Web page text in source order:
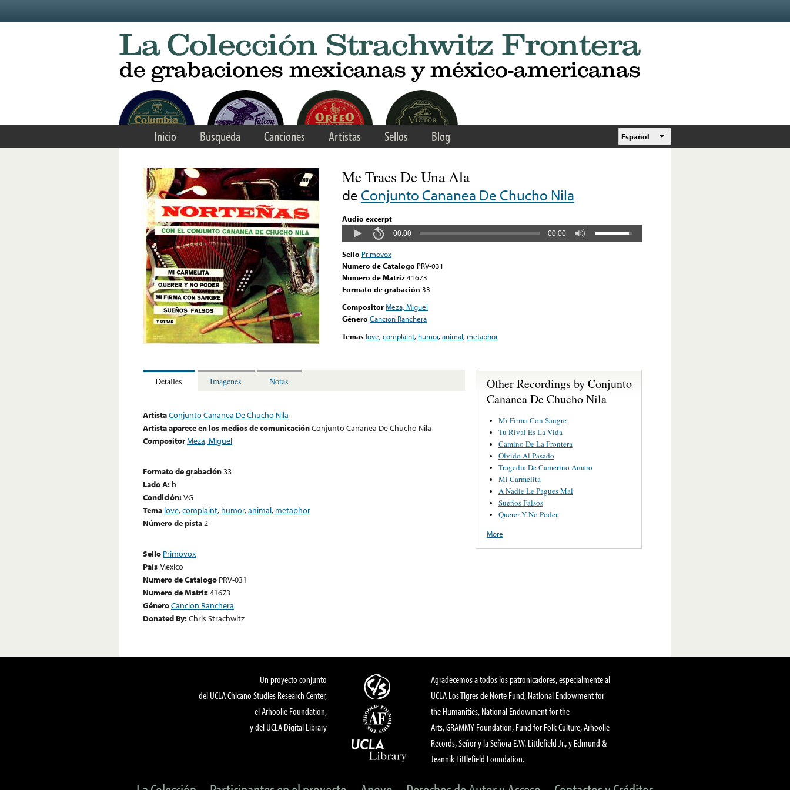
Inicio Búsqueda Canciones Artistas Sellos Blog Español
Me Traes De Una Ala
de Conjunto Cananea De Chucho Nila
Audio excerpt
00:00 00:00
Sello Primovox
Numero de Catalogo PRV-031
Numero de Matriz41673
Formato de grabación 33
CompositorMeza, Miguel
Género Cancion Ranchera
Temas love,complaint, humor,animal, metaphor
Detalles Imagenes Notas
ArtistaConjunto Cananea De Chucho Nila
Artista aparece en los medios de comunicaciónConjunto Cananea De Chucho Nila
CompositorMeza, Miguel
Formato de grabación33
Lado A: b
Condición:VG
Tema love,complaint, humor,animal, metaphor
Número de pista2
Sello Primovox
PaísMexico
Numero de Catalogo PRV-031
Numero de Matriz41673
GéneroCancion Ranchera
Donated By:Chris Strachwitz
Other Recordings by Conjunto
Cananea De Chucho Nila
Mi Firma Con Sangre
Tu Rival Es La Vida
Camino De La Frontera
Olvido Al Pasado
Tragedia De Camerino Amaro
Mi Carmelita
A Nadie Le Pagues Mal
Sueños Falsos
Querer Y No Poder
More
Un proyecto conjunto
del UCLA Chicano Studies Research Center,
el Arhoolie Foundation,
y del UCLA Digital Library
Agradecemos a todos los patronicadores, especialmente al
UCLA Los Tigres de Norte Fund, National Endowment for
the Humanities, National Endowment for the
Arts, GRAMMY Foundation, Fund for Folk Culture, Arhoolie
Records, Señor y la Señora E.W. Littlefield Jr., y Edmund &
Jeannik Littlefield Foundation.